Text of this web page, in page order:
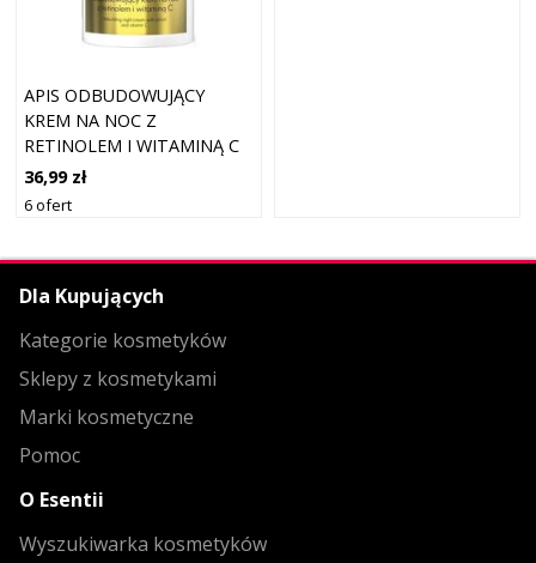
APIS ODBUDOWUJĄCY
KREM NA NOC Z
RETINOLEM I WITAMINĄ C
50ML
36,99 zł
6 ofert
Dla Kupujących
Kategorie kosmetyków
Sklepy z kosmetykami
Marki kosmetyczne
Pomoc
O Esentii
Wyszukiwarka kosmetyków